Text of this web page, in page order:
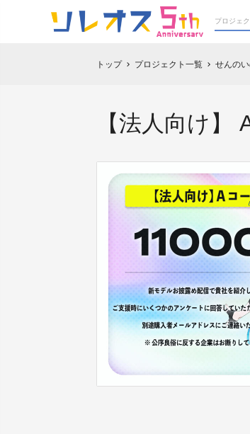
トップ chevron_right プロジェクト一覧 chevron_right せんの
【法人向け】